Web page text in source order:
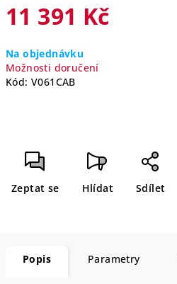
11 391 Kč
cena:
Na objednávku
Možnosti doručení
Kód: V061CAB
Zeptat se Hlídat Sdílet
Popis Parametry